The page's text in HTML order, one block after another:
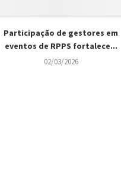
Participação de gestores em
eventos de RPPS fortalece...
02/03/2026